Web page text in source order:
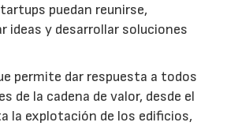
puedan reunirse,
ideas y desarrollar soluciones
permite dar respuesta a todos
de la cadena de valor, desde el
la explotación de los edificios,